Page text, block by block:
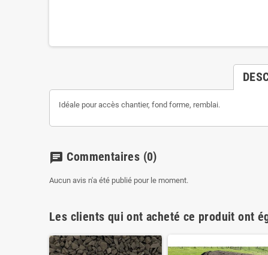
Idéale pour accès chantier, fond forme, remblai.
chat Commentaires (0)
Aucun avis n'a été publié pour le moment.
Les clients qui ont acheté ce produit ont